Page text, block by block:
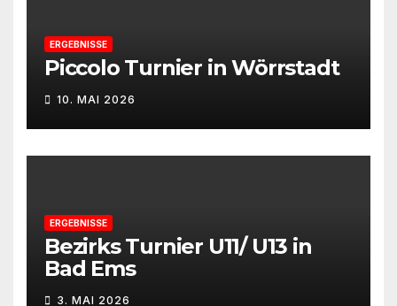
ERGEBNISSE
Piccolo Turnier in Wörrstadt
10. MAI 2026
ERGEBNISSE
Bezirks Turnier U11/ U13 in
Bad Ems
3. MAI 2026